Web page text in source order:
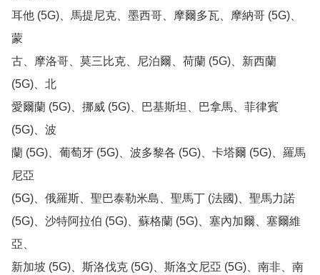
耳他 (5G)、馬提尼克、墨西哥、摩爾多瓦、摩納哥 (5G)、
蒙
古、摩洛哥、莫三比克、尼泊爾、荷蘭 (5G)、新西蘭
(5G)、北
愛爾蘭 (5G)、挪威 (5G)、巴基斯坦、巴拿馬、菲律賓
(5G)、波
蘭 (5G)、葡萄牙 (5G)、波多黎各 (5G)、卡塔爾 (5G)、羅馬
尼亞
(5G)、俄羅斯、聖巴泰勒米島、聖馬丁 (法國)、聖馬力諾
(5G)、沙特阿拉伯 (5G)、蘇格蘭 (5G)、塞內加爾、塞爾維
亞、
新加坡 (5G)、斯洛伐克 (5G)、斯洛文尼亞 (5G)、南非、南